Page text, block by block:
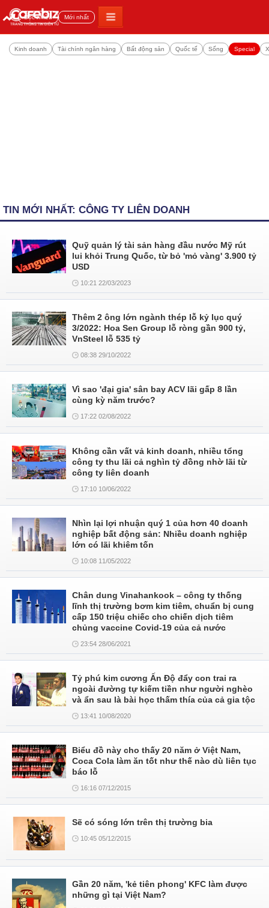
Đọc nhiều Mới nhất
Kinh doanh Tài chính ngân hàng Bất động sản Quốc tế Sống Special
TIN MỚI NHẤT: CÔNG TY LIÊN DOANH
Quỹ quản lý tài sản hàng đầu nước Mỹ rút
lui khỏi Trung Quốc, từ bỏ 'mỏ vàng' 3.900 tỷ
USD
10:21 22/03/2023
Thêm 2 ông lớn ngành thép lỗ kỷ lục quý
3/2022: Hoa Sen Group lỗ ròng gần 900 tỷ,
VnSteel lỗ 535 tỷ
08:38 29/10/2022
Vì sao 'đại gia' sân bay ACV lãi gấp 8 lần
cùng kỳ năm trước?
17:22 02/08/2022
Không cần vất vả kinh doanh, nhiều tổng
công ty thu lãi cả nghìn tỷ đồng nhờ lãi từ
công ty liên doanh
17:10 10/06/2022
Nhìn lại lợi nhuận quý 1 của hơn 40 doanh
nghiệp bất động sản: Nhiều doanh nghiệp
lớn có lãi khiêm tốn
10:08 11/05/2022
Chân dung Vinahankook – công ty thống
lĩnh thị trường bơm kim tiêm, chuẩn bị cung
cấp 150 triệu chiếc cho chiến dịch tiêm
chủng vaccine Covid-19 của cả nước
23:54 28/06/2021
Tỷ phú kim cương Ấn Độ đẩy con trai ra
ngoài đường tự kiếm tiền như người nghèo
và ẩn sau là bài học thấm thía của cả gia tộc
13:41 10/08/2020
Biểu đồ này cho thấy 20 năm ở Việt Nam,
Coca Cola làm ăn tốt như thế nào dù liên tục
báo lỗ
16:16 07/12/2015
Sẽ có sóng lớn trên thị trường bia
10:45 05/12/2015
Gần 20 năm, 'kẻ tiên phong' KFC làm được
những gì tại Việt Nam?